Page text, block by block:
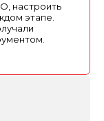
настроить
этапе.